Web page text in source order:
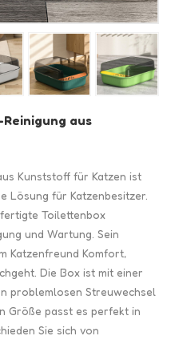
aus
Kunststoff für Katzen ist
Lösung für Katzenbesitzer.
Toilettenbox
und Wartung. Sein
Katzenfreund Komfort,
Die Box ist mit einer
problemlosen Streuwechsel
Größe passt es perfekt in
Sie sich von